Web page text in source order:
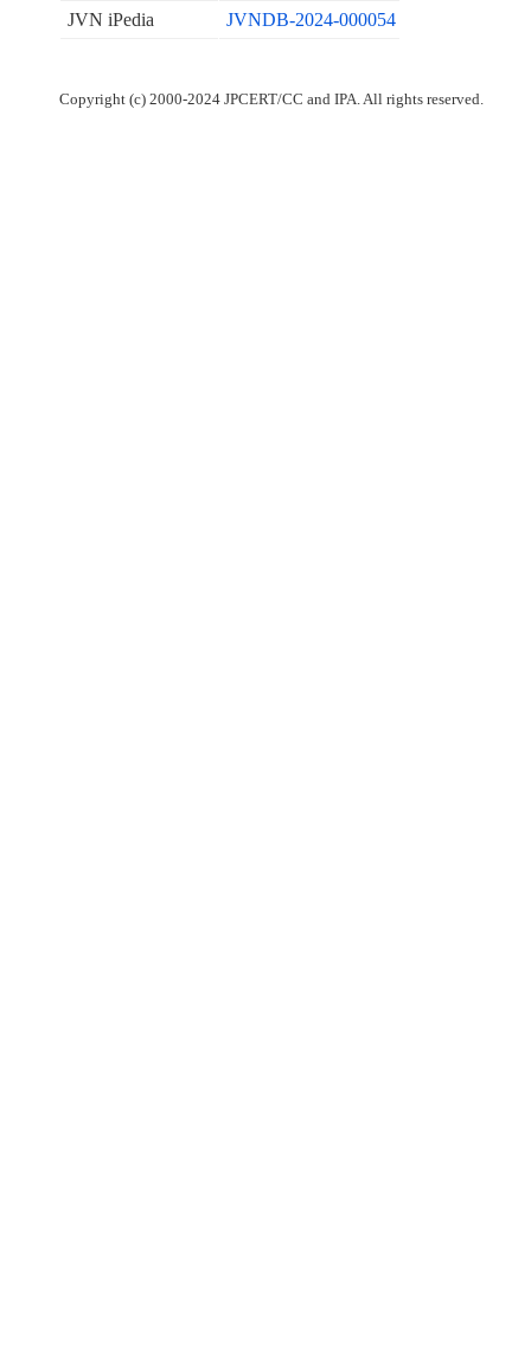
JVN iPedia JVNDB-2024-000054
Copyright (c) 2000-2024 JPCERT/CC and IPA. All rights reserved.